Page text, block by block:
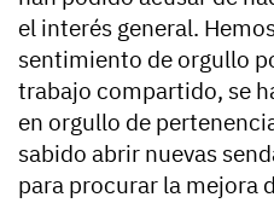
el interés general.
sentimiento de orgullo
trabajo compartido, se
en orgullo de
sabido abrir nuevas
para procurar la mejora